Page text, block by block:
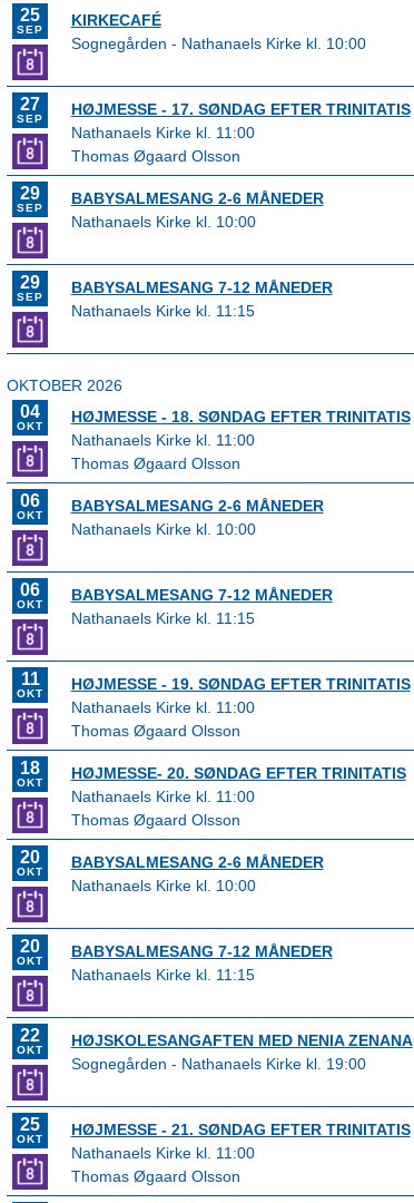
25
SEP
KIRKECAFÉ
Sognegården - Nathanaels Kirke kl. 10:00
27
SEP
HØJMESSE - 17. SØNDAG EFTER TRINITATIS
Nathanaels Kirke kl. 11:00
Thomas Øgaard Olsson
29
SEP
BABYSALMESANG 2-6 MÅNEDER
Nathanaels Kirke kl. 10:00
29
SEP
BABYSALMESANG 7-12 MÅNEDER
Nathanaels Kirke kl. 11:15
OKTOBER 2026
04
OKT
HØJMESSE - 18. SØNDAG EFTER TRINITATIS
Nathanaels Kirke kl. 11:00
Thomas Øgaard Olsson
06
OKT
BABYSALMESANG 2-6 MÅNEDER
Nathanaels Kirke kl. 10:00
06
OKT
BABYSALMESANG 7-12 MÅNEDER
Nathanaels Kirke kl. 11:15
11
OKT
HØJMESSE - 19. SØNDAG EFTER TRINITATIS
Nathanaels Kirke kl. 11:00
Thomas Øgaard Olsson
18
OKT
HØJMESSE- 20. SØNDAG EFTER TRINITATIS
Nathanaels Kirke kl. 11:00
Thomas Øgaard Olsson
20
OKT
BABYSALMESANG 2-6 MÅNEDER
Nathanaels Kirke kl. 10:00
20
OKT
BABYSALMESANG 7-12 MÅNEDER
Nathanaels Kirke kl. 11:15
22
OKT
HØJSKOLESANGAFTEN MED NENIA ZENANA
Sognegården - Nathanaels Kirke kl. 19:00
25
OKT
HØJMESSE - 21. SØNDAG EFTER TRINITATIS
Nathanaels Kirke kl. 11:00
Thomas Øgaard Olsson